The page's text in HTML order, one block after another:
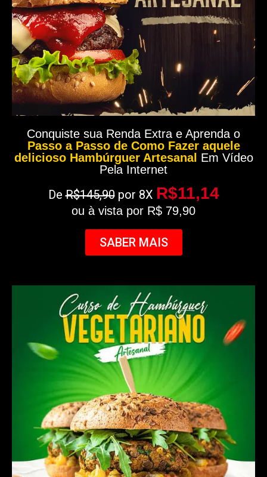
Conquiste sua Renda Extra e Aprenda o
Passo a Passo de Como Fazer aquele
delicioso Hambúrguer Artesanal Em Vídeo
Pela Internet
DeR$145,90por 8X R$11,14
ou à vista por R$ 79,90
SABER MAIS